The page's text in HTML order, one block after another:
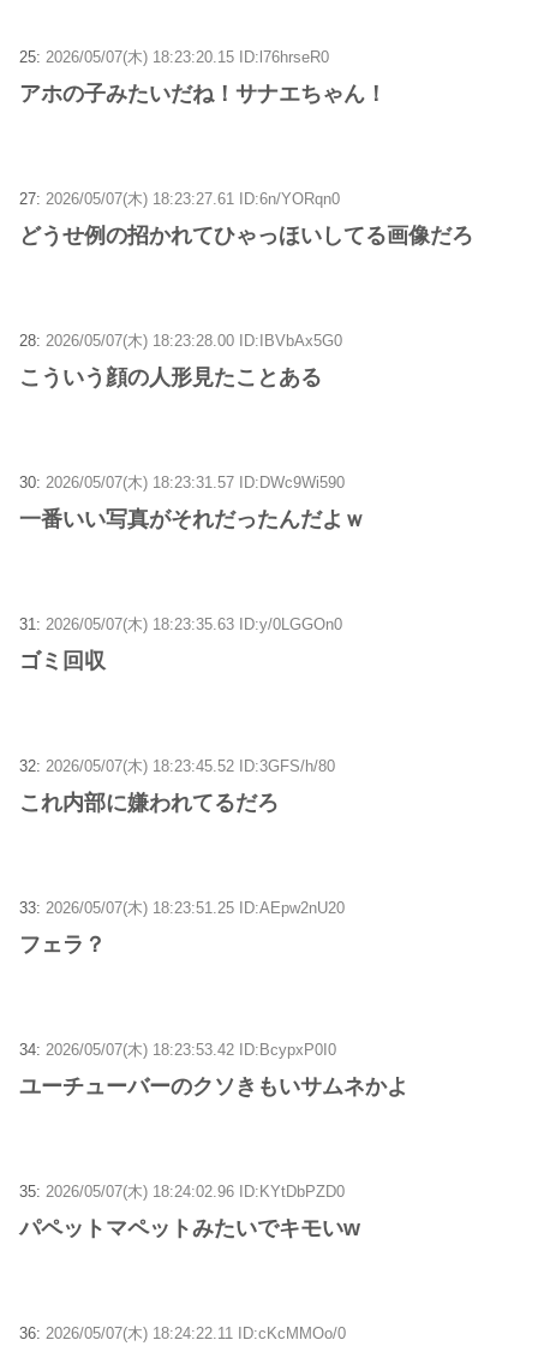
25: 2026/05/07(木) 18:23:20.15 ID:l76hrseR0
アホの子みたいだね！サナエちゃん！
27: 2026/05/07(木) 18:23:27.61 ID:6n/YORqn0
どうせ例の招かれてひゃっほいしてる画像だろ
28: 2026/05/07(木) 18:23:28.00 ID:IBVbAx5G0
こういう顔の人形見たことある
30: 2026/05/07(木) 18:23:31.57 ID:DWc9Wi590
一番いい写真がそれだったんだよｗ
31: 2026/05/07(木) 18:23:35.63 ID:y/0LGGOn0
ゴミ回収
32: 2026/05/07(木) 18:23:45.52 ID:3GFS/h/80
これ内部に嫌われてるだろ
33: 2026/05/07(木) 18:23:51.25 ID:AEpw2nU20
フェラ？
34: 2026/05/07(木) 18:23:53.42 ID:BcypxP0I0
ユーチューバーのクソきもいサムネかよ
35: 2026/05/07(木) 18:24:02.96 ID:KYtDbPZD0
パペットマペットみたいでキモいw
36: 2026/05/07(木) 18:24:22.11 ID:cKcMMOo/0